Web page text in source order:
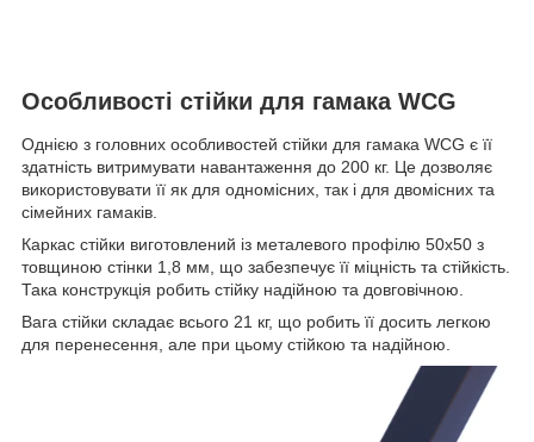
Особливості стійки для гамака WCG
Однією з головних особливостей стійки для гамака WCG є її
здатність витримувати навантаження до 200 кг. Це дозволяє
використовувати її як для одномісних, так і для двомісних та
сімейних гамаків.
Каркас стійки виготовлений із металевого профілю 50х50 з
товщиною стінки 1,8 мм, що забезпечує її міцність та стійкість.
Така конструкція робить стійку надійною та довговічною.
Вага стійки складає всього 21 кг, що робить її досить легкою
для перенесення, але при цьому стійкою та надійною.